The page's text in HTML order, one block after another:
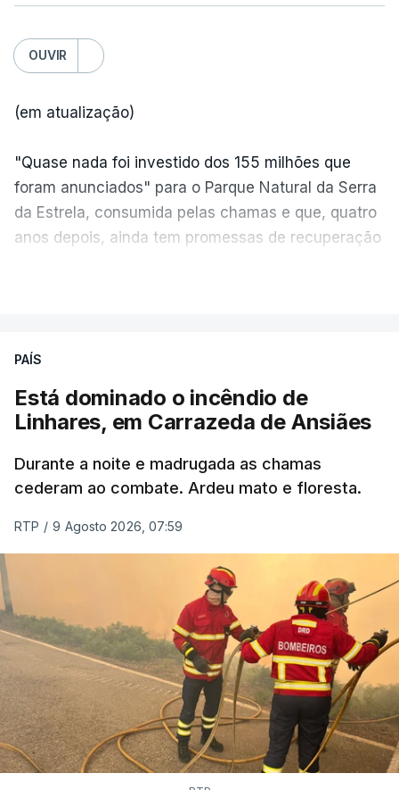
OUVIR
(em atualização)
"Quase nada foi investido dos 155 milhões que
foram anunciados" para o Parque Natural da Serra
da Estrela, consumida pelas chamas e que, quatro
anos depois, ainda tem promessas de recuperação
ESTE CONTEÚDO ESTÁ NESTE
PAÍS
Está dominado o incêndio de
Linhares, em Carrazeda de Ansiães
Durante a noite e madrugada as chamas
cederam ao combate. Ardeu mato e floresta.
RTP / 9 Agosto 2026, 07:59